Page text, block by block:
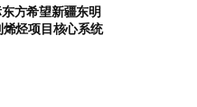
方希望新疆东明
烃项目核心系统